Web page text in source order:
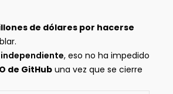
de dólares por hacerse
, eso no ha impedido
de GitHubuna vez que se cierre